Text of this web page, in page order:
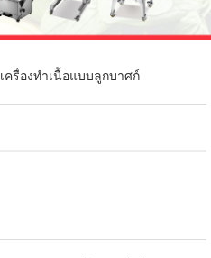
ครื่องทำเนื้อแบบลูกบาศก์